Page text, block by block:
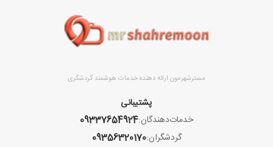
مسترشهرمون ارائه دهنده خدمات هوشمند گردشگری
پشتیبانی
خدمات‌دهندگان:09337654924
گردشگران:09356320170